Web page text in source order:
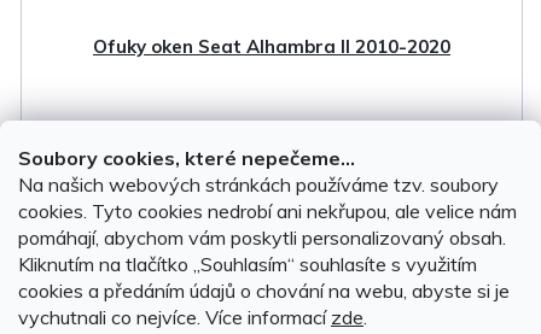
Soubory cookies, které nepečeme...
Na našich webových stránkách používáme tzv. soubory
cookies. Tyto cookies nedrobí ani nekřupou, ale velice nám
pomáhají, abychom vám poskytli personalizovaný obsah.
Kliknutím na tlačítko ,,Souhlasím“ souhlasíte s využitím
cookies a předáním údajů o chování na webu, abyste si je
vychutnali co nejvíce. Více informací zde.
Ofuky oken Seat Alhambra II 2010-2020
SKLADEM, ihned k odeslání(1 sada)
899 Kč
DO KOŠÍKU